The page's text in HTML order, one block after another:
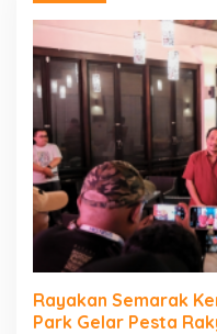
Rayakan Semarak
Park Gelar Pesta